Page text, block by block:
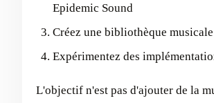
Epidemic Sound
Créez une bibliothèque
Expérimentez des
L'objectif n'est pas d'ajouter de la